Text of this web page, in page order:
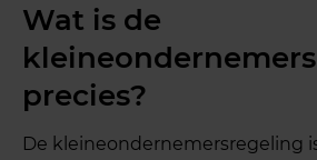
Wat is de
precies?
De kleineondernemersregeling